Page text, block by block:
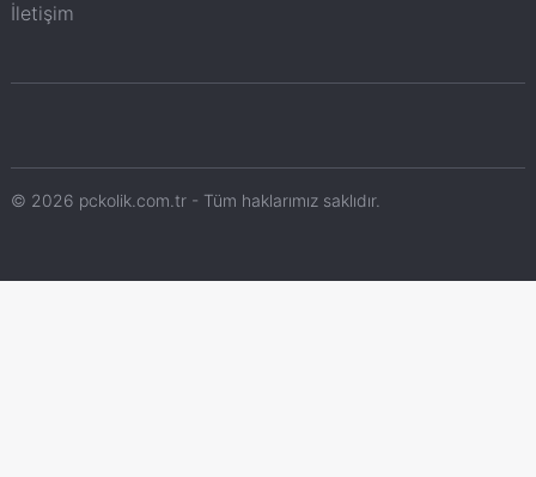
İletişim
© 2026 pckolik.com.tr - Tüm haklarımız saklıdır.